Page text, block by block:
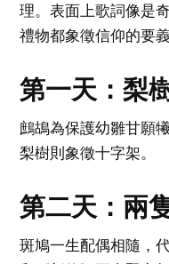
理。表面上歌詞像是
禮物都象徵信仰的要義
第一天：梨
鷓鴣為保護幼雛甘願
梨樹則象徵十字架。
第二天：兩
斑鳩一生配偶相隨，